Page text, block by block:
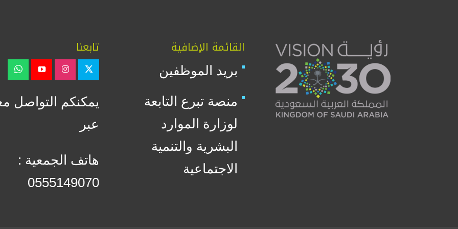
القائمة الإضافية
بريد الموظفين
منصة تبرع التابعة
لوزارة الموارد
البشرية والتنمية
الاجتماعية
تابعنا
يمكنكم التواصل
عبر
هاتف الجمعية :
0555149070